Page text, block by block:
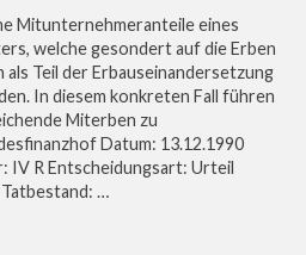
Mitunternehmeranteile eines
welche gesondert auf die Erben
als Teil der Erbauseinandersetzung
In diesem konkreten Fall führen
Miterben zu
Datum: 13.12.1990
IV R Entscheidungsart: Urteil
…